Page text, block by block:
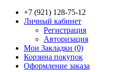
+7 (921) 128-75-12
Личный кабинет
Регистрация
Авторизация
Мои Закладки (0)
Корзина покупок
Оформление заказа